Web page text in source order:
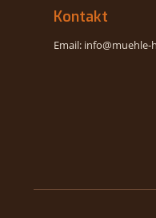
Kontakt
Email: info@muehle-